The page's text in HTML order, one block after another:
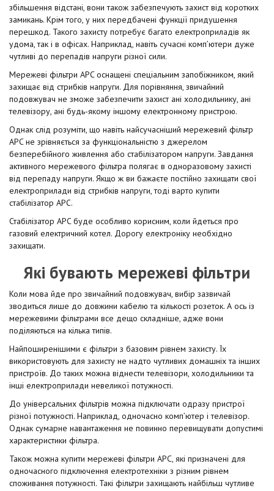
збільшення відстані, вони також забезпечують захист від коротких
замикань. Крім того, у них передбачені функції придушення
перешкод. Такого захисту потребує багато електроприладів як
удома, так і в офісах. Наприклад, навіть сучасні комп’ютери дуже
чутливі до перепадів напруги різної сили.
Мережеві фільтри APC оснащені спеціальним запобіжником, який
захищає від стрибків напруги. Для порівняння, звичайний
подовжувач не зможе забезпечити захист ані холодильнику, ані
телевізору, ані будь-якому іншому електронному пристрою.
Однак слід розуміти, що навіть найсучасніший мережевий фільтр
APC не зрівняється за функціональністю з джерелом
безперебійного живлення або стабілізатором напруги. Завдання
активного мережевого фільтра полягає в одноразовому захисті
від перепаду напруги. Якщо ж ви бажаєте постійно захищати свої
електроприлади від стрибків напруги, тоді варто купити
стабілізатор APC.
Стабілізатор APC буде особливо корисним, коли йдеться про
газовий електричний котел. Дорогу електроніку необхідно
захищати.
Які бувають мережеві фільтри
Коли мова йде про звичайний подовжувач, вибір зазвичай
зводиться лише до довжини кабелю та кількості розеток. А ось із
мережевими фільтрами все дещо складніше, адже вони
поділяються на кілька типів.
Найпоширенішими є фільтри з базовим рівнем захисту. Їх
використовують для захисту не надто чутливих домашніх та інших
пристроїв. До таких можна віднести телевізори, холодильники та
інші електроприлади невеликої потужності.
До універсальних фільтрів можна підключати одразу пристрої
різної потужності. Наприклад, одночасно комп’ютер і телевізор.
Однак сумарне навантаження не повинно перевищувати допустимі
характеристики фільтра.
Також можна купити мережеві фільтри APC, які призначені для
одночасного підключення електротехніки з різним рівнем
споживання потужності. Такі фільтри захищають найбільш чутливе